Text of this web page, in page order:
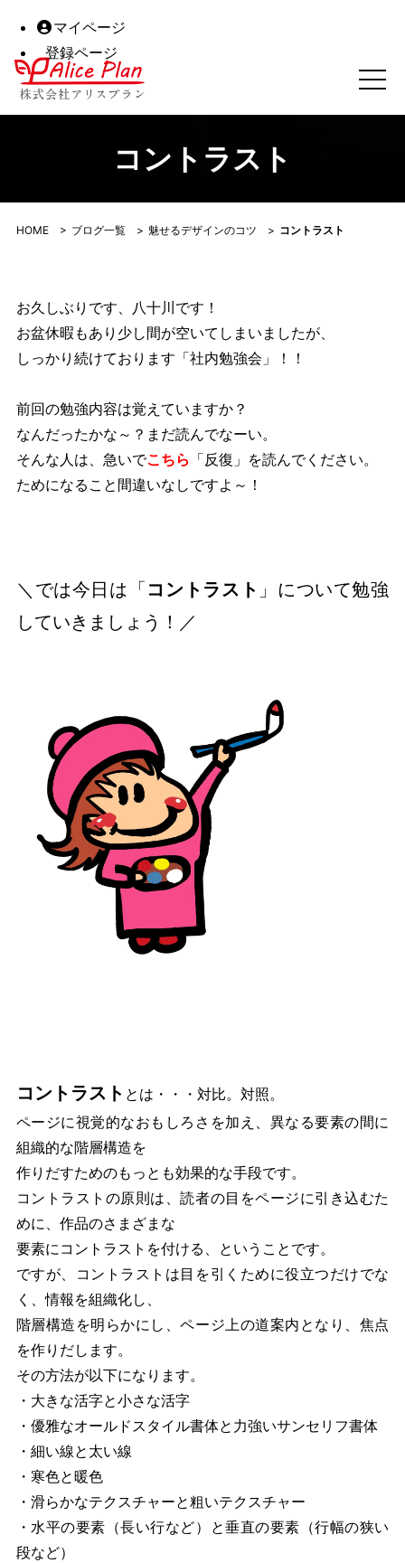
マイページ
登録ページ
コントラスト｜株式会社アリスプラン｜高松市の予約シス
コントラスト
HOME> ブログ一覧> 魅せるデザインのコツ > コントラスト
お久しぶりです、八十川です！
お盆休暇もあり少し間が空いてしまいましたが、
しっかり続けております「社内勉強会」！！
前回の勉強内容は覚えていますか？
なんだったかな～？まだ読んでなーい。
そんな人は、急いでこちら 「反復」を読んでください。
ためになること間違いなしですよ～！
＼では今日は「 コントラスト 」について勉強
していきましょう！／
コントラスト とは・・・対比。対照。
ページに視覚的なおもしろさを加え、異なる要素の間に
組織的な階層構造を
作りだすためのもっとも効果的な手段です。
コントラストの原則は、読者の目をページに引き込むた
めに、作品のさまざまな
要素にコントラストを付ける、ということです。
ですが、コントラストは目を引くために役立つだけでな
く、情報を組織化し、
階層構造を明らかにし、ページ上の道案内となり、焦点
を作りだします。
その方法が以下になります。
・大きな活字と小さな活字
・優雅なオールドスタイル書体と力強いサンセリフ書体
・細い線と太い線
・寒色と暖色
・滑らかなテクスチャーと粗いテクスチャー
・水平の要素（長い行など）と垂直の要素（行幅の狭い
段など）